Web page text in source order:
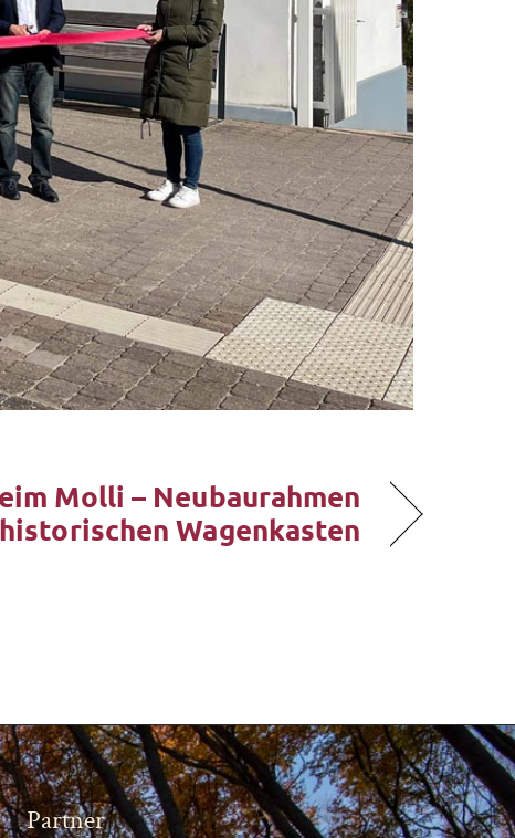
Molli – Neubaurahmen
Wagenkasten
Partner